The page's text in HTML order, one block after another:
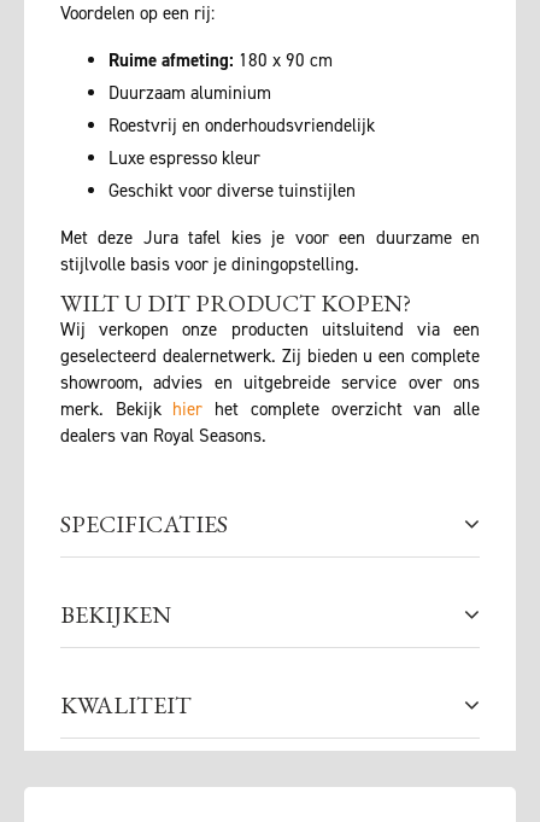
Voordelen op een rij:
Ruime afmeting: 180 x 90 cm
Duurzaam aluminium
Roestvrij en onderhoudsvriendelijk
Luxe espresso kleur
Geschikt voor diverse tuinstijlen
Met deze Jura tafel kies je voor een duurzame en
stijlvolle basis voor je diningopstelling.
WILT U DIT PRODUCT KOPEN?
Wij verkopen onze producten uitsluitend via een
geselecteerd dealernetwerk. Zij bieden u een complete
showroom, advies en uitgebreide service over ons
merk. Bekijk hier het complete overzicht van alle
dealers van Royal Seasons.
SPECIFICATIES
BEKIJKEN
KWALITEIT